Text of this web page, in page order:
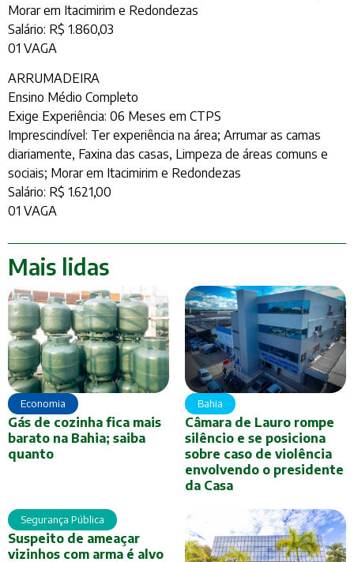
Morar em Itacimirim e Redondezas
Salário: R$ 1.860,03
01 VAGA
ARRUMADEIRA
Ensino Médio Completo
Exige Experiência: 06 Meses em CTPS
Imprescindível: Ter experiência na área; Arrumar as camas
diariamente, Faxina das casas, Limpeza de áreas comuns e
sociais; Morar em Itacimirim e Redondezas
Salário: R$ 1.621,00
01 VAGA
Mais lidas
Economia
Gás de cozinha fica mais
barato na Bahia; saiba
quanto
Bahia
Câmara de Lauro rompe
silêncio e se posiciona
sobre caso de violência
envolvendo o presidente
da Casa
Segurança Pública
Suspeito de ameaçar
vizinhos com arma é alvo